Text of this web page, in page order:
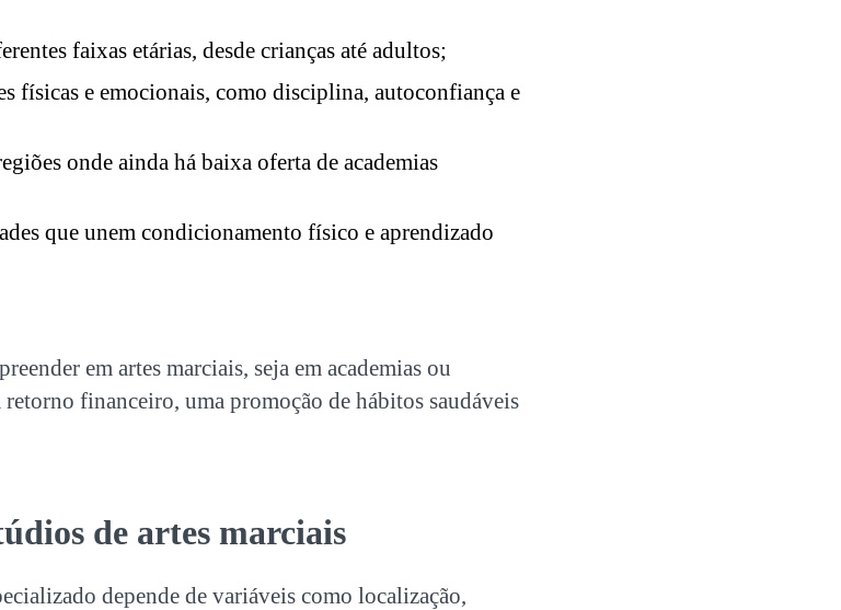
faixas etárias, desde crianças até adultos;
físicas e emocionais, como disciplina, autoconfiança e
onde ainda há baixa oferta de academias
que unem condicionamento físico e aprendizado
em artes marciais, seja em academias ou
financeiro, uma promoção de hábitos saudáveis
de artes marciais
depende de variáveis como localização,